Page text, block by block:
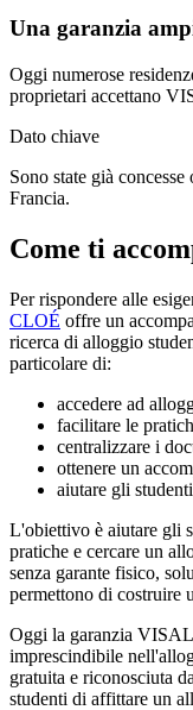
Una garanzia
Oggi numerose
proprietari accettano
Dato chiave
Sono state già
Francia.
Come ti
Per rispondere alle
CLOÉ offre un
ricerca di alloggio
particolare di:
accedere ad
facilitare le
centralizzare i
ottenere un
aiutare gli
L'obiettivo è aiutare gli
pratiche e cercare un
senza garante fisico,
permettono di costruire
Oggi la garanzia
imprescindibile
gratuita e riconosciuta
studenti di affittare un